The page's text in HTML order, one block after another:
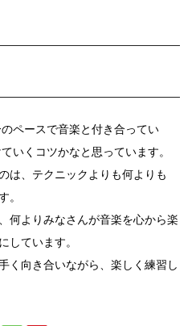
ペースで音楽と付き合ってい
いくコツかなと思っています。
は、テクニックよりも何よりも
。
何よりみなさんが音楽を心から楽
しています。
く向き合いながら、楽しく練習し